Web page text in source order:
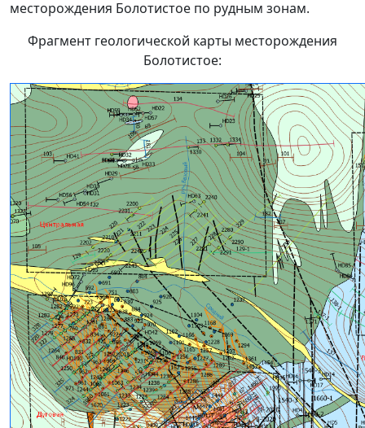
месторождения Болотистое по рудным зонам.
Фрагмент геологической карты месторождения
Болотистое: